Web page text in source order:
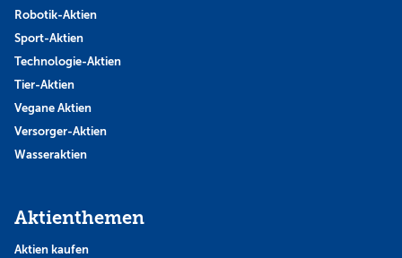
Robotik-Aktien
Sport-Aktien
Technologie-Aktien
Tier-Aktien
Vegane Aktien
Versorger-Aktien
Wasseraktien
Aktienthemen
Aktien kaufen